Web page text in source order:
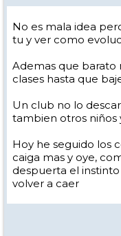
No es mala idea
tu y ver como
Ademas que barato
clases hasta que
Un club no lo
tambien otros niños
Hoy he seguido los
caiga mas y oye,
despuerta el
volver a caer